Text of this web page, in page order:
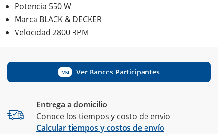
Potencia 550 W
Marca BLACK & DECKER
Velocidad 2800 RPM
MSI Ver Bancos Participantes
Entrega a domicilio
Conoce los tiempos y costo de envío
Calcular tiempos y costos de envío